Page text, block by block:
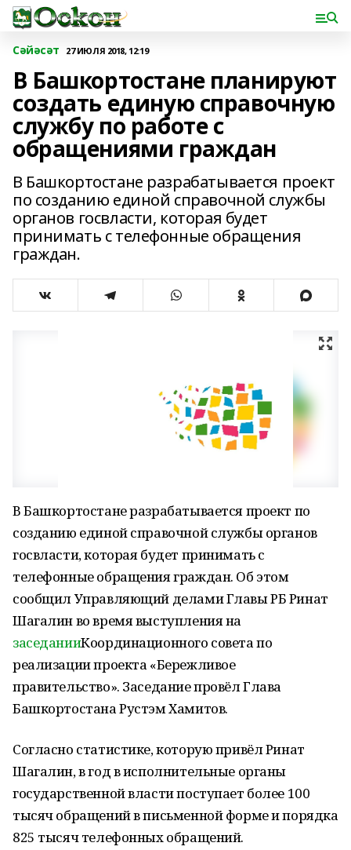
Сәйәсәт 27 ИЮЛЯ 2018, 12:19
В Башкортостане планируют
создать единую справочную
службу по работе с
обращениями граждан
В Башкортостане разрабатывается проект
по созданию единой справочной службы
органов госвласти, которая будет
принимать с телефонные обращения
граждан.
В Башкортостане разрабатывается проект по
созданию единой справочной службы органов
госвласти, которая будет принимать с
телефонные обращения граждан. Об этом
сообщил Управляющий делами Главы РБ Ринат
Шагалин во время выступления на
заседанииКоординационного совета по
реализации проекта «Бережливое
правительство». Заседание провёл Глава
Башкортостана Рустэм Хамитов.
Согласно статистике, которую привёл Ринат
Шагалин, в год в исполнительные органы
государственной власти поступает более 100
тысяч обращений в письменной форме и порядка
825 тысяч телефонных обращений.